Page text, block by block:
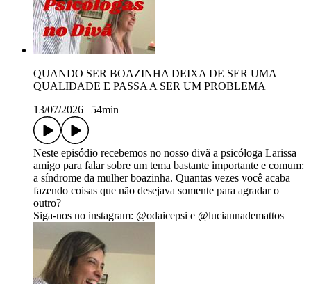
QUANDO SER BOAZINHA DEIXA DE SER UMA
QUALIDADE E PASSA A SER UM PROBLEMA
13/07/2026
54min
Neste episódio recebemos no nosso divã a psicóloga Larissa
amigo para falar sobre um tema bastante importante e comum:
a síndrome da mulher boazinha. Quantas vezes você acaba
fazendo coisas que não desejava somente para agradar o
outro?
Siga-nos no instagram: @odaicepsi e @luciannademattos